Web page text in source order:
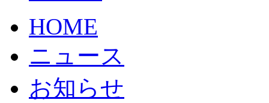
HOME
ニュース
お知らせ